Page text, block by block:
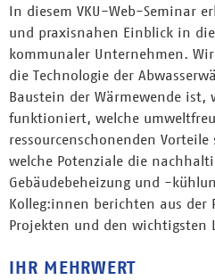
In diesem VKU-Web-Seminar
und praxisnahen Einblick in
kommunaler Unternehmen.
die Technologie der
Baustein der Wärmewende ist,
funktioniert, welche
ressourcenschonenden
welche Potenziale die
Gebäudebeheizung und -
Kolleg:innen berichten aus der
Projekten und den wichtigsten
IHR MEHRWERT